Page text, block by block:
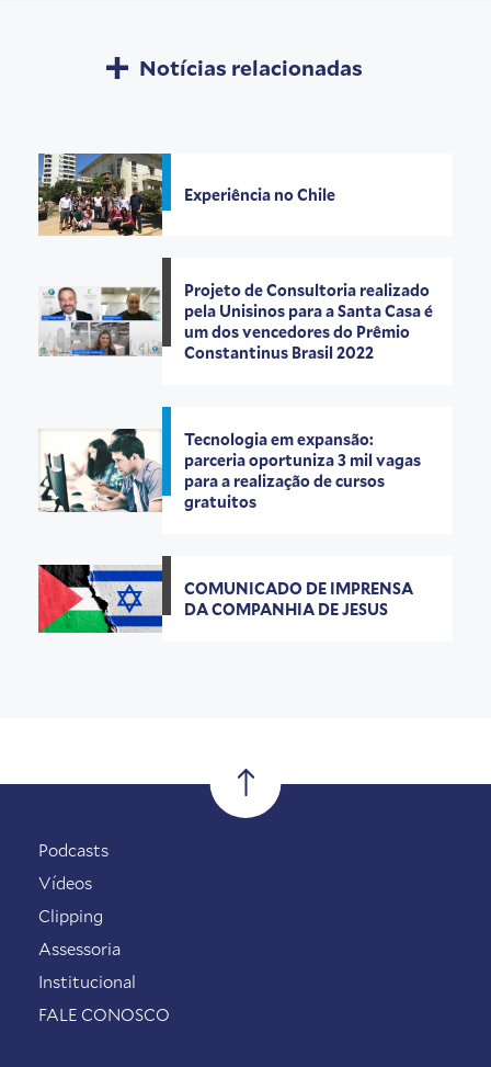
Notícias relacionadas
Experiência no Chile
Projeto de Consultoria realizado
pela Unisinos para a Santa Casa é
um dos vencedores do Prêmio
Constantinus Brasil 2022
Tecnologia em expansão:
parceria oportuniza 3 mil vagas
para a realização de cursos
gratuitos
COMUNICADO DE IMPRENSA
DA COMPANHIA DE JESUS
Podcasts
Vídeos
Clipping
Assessoria
Institucional
FALE CONOSCO